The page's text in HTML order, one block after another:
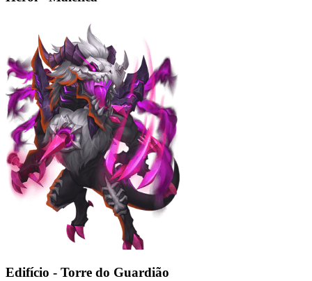
Edifício - Torre do Guardião